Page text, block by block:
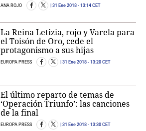
ANA ROJO 31 Ene 2018 - 13:14 CET
La Reina Letizia, rojo y Varela para
el Toisón de Oro, cede el
protagonismo a sus hijas
EUROPA PRESS 31 Ene 2018 - 13:20 CET
El último reparto de temas de
‘Operación Triunfo’: las canciones
de la final
EUROPA PRESS 31 Ene 2018 - 13:30 CET